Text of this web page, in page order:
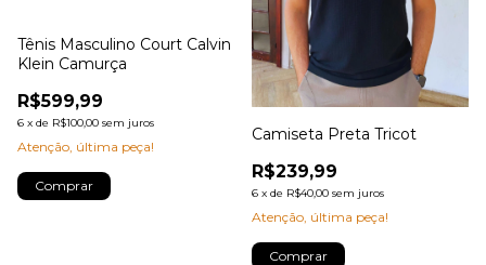
Tênis Masculino Court Calvin
Klein Camurça
R$599,99
6 x de R$100,00 sem juros
Atenção, última peça!
Comprar
Camiseta Preta Tricot
R$239,99
6 x de R$40,00 sem juros
Atenção, última peça!
Comprar